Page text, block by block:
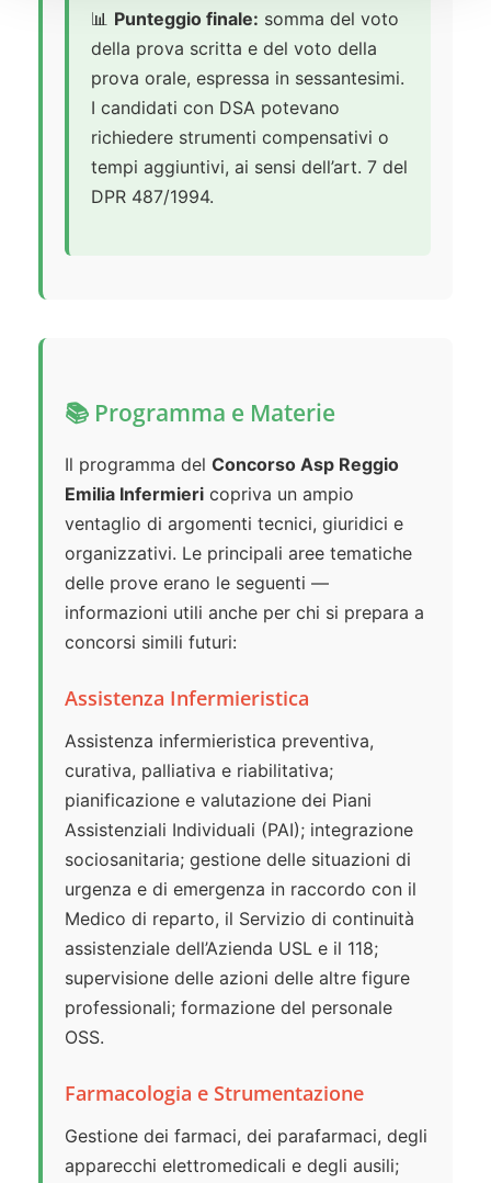
📊 Punteggio finale: somma del voto
della prova scritta e del voto della
prova orale, espressa in sessantesimi.
I candidati con DSA potevano
richiedere strumenti compensativi o
tempi aggiuntivi, ai sensi dell’art. 7 del
DPR 487/1994.
📚 Programma e Materie
Il programma del Concorso Asp Reggio
Emilia Infermieri copriva un ampio
ventaglio di argomenti tecnici, giuridici e
organizzativi. Le principali aree tematiche
delle prove erano le seguenti —
informazioni utili anche per chi si prepara a
concorsi simili futuri:
Assistenza Infermieristica
Assistenza infermieristica preventiva,
curativa, palliativa e riabilitativa;
pianificazione e valutazione dei Piani
Assistenziali Individuali (PAI); integrazione
sociosanitaria; gestione delle situazioni di
urgenza e di emergenza in raccordo con il
Medico di reparto, il Servizio di continuità
assistenziale dell’Azienda USL e il 118;
supervisione delle azioni delle altre figure
professionali; formazione del personale
OSS.
Farmacologia e Strumentazione
Gestione dei farmaci, dei parafarmaci, degli
apparecchi elettromedicali e degli ausili;